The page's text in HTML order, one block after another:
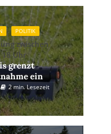
POLITIK
zwischen
18 Uhr
grenzt
ein
2 min. Lesezeit